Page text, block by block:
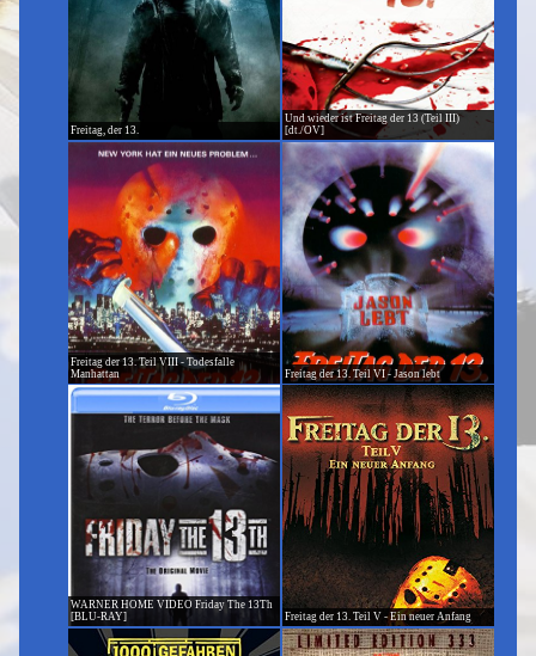
Freitag, der 13.
Und wieder ist Freitag der 13 (Teil III)
[dt./OV]
Freitag der 13. Teil VIII - Todesfalle
Manhattan
Freitag der 13. Teil VI - Jason lebt
WARNER HOME VIDEO Friday The 13Th
[BLU-RAY]
Freitag der 13. Teil V - Ein neuer Anfang